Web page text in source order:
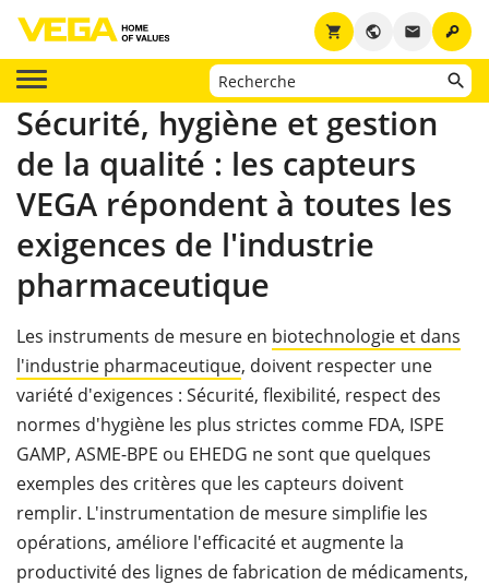
key
email
public
shopping_cart
Sécurité, hygiène et gestion
de la qualité : les capteurs
VEGA répondent à toutes les
exigences de l'industrie
pharmaceutique
Les instruments de mesure en biotechnologie et dans
l'industrie pharmaceutique, doivent respecter une
variété d'exigences : Sécurité, flexibilité, respect des
normes d'hygiène les plus strictes comme FDA, ISPE
GAMP, ASME-BPE ou EHEDG ne sont que quelques
exemples des critères que les capteurs doivent
remplir. L'instrumentation de mesure simplifie les
opérations, améliore l'efficacité et augmente la
productivité des lignes de fabrication de médicaments,